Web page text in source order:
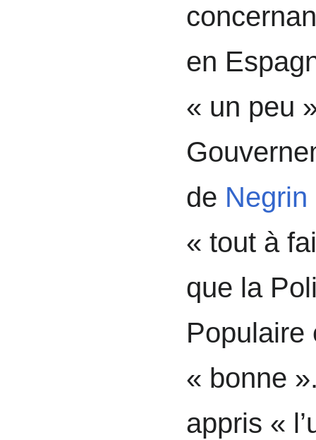
en
« un peu
de Negrin
« tout à
que la
Populaire
« bonne
appris «